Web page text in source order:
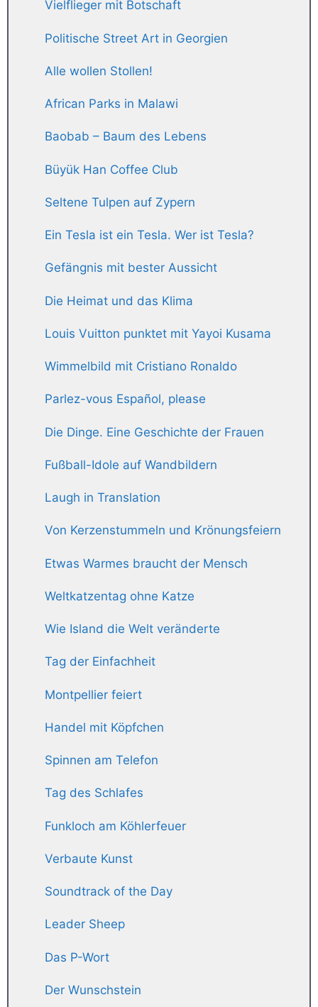
Vielflieger mit Botschaft
Politische Street Art in Georgien
Alle wollen Stollen!
African Parks in Malawi
Baobab – Baum des Lebens
Büyük Han Coffee Club
Seltene Tulpen auf Zypern
Ein Tesla ist ein Tesla. Wer ist Tesla?
Gefängnis mit bester Aussicht
Die Heimat und das Klima
Louis Vuitton punktet mit Yayoi Kusama
Wimmelbild mit Cristiano Ronaldo
Parlez-vous Español, please
Die Dinge. Eine Geschichte der Frauen
Fußball-Idole auf Wandbildern
Laugh in Translation
Von Kerzenstummeln und Krönungsfeiern
Etwas Warmes braucht der Mensch
Weltkatzentag ohne Katze
Wie Island die Welt veränderte
Tag der Einfachheit
Montpellier feiert
Handel mit Köpfchen
Spinnen am Telefon
Tag des Schlafes
Funkloch am Köhlerfeuer
Verbaute Kunst
Soundtrack of the Day
Leader Sheep
Das P-Wort
Der Wunschstein